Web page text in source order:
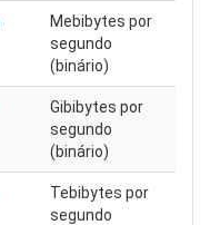
Mebibytes por
segundo
(binário)
Gibibytes por
segundo
(binário)
Tebibytes por
segundo